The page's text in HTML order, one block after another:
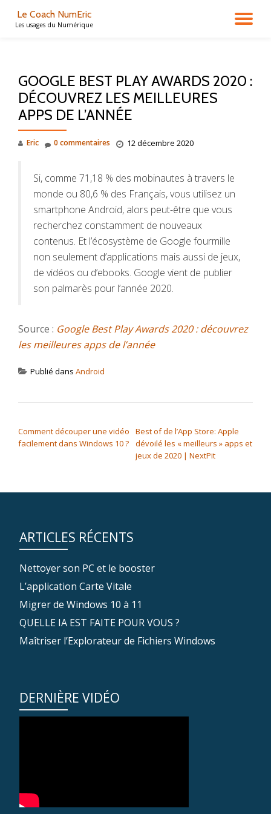
Le Coach NumEric
Les usages du Numérique
GOOGLE BEST PLAY AWARDS 2020 :
DÉCOUVREZ LES MEILLEURES
APPS DE L’ANNÉE
Eric 12 décembre 2020
0 commentaires
Si, comme 71,18 % des mobinautes à travers le
monde ou 80,6 % des Français, vous utilisez un
smartphone Android, alors peut-être que vous
recherchez constamment de nouveaux
contenus. Et l’écosystème de Google fourmille
non seulement d’applications mais aussi de jeux,
de vidéos ou d’ebooks. Google vient de publier
son palmarès pour l’année 2020.
Source : Google Best Play Awards 2020 : découvrez
les meilleures apps de l’année
Publié dans Android
Comment découper une vidéo
facilement dans Windows 10 ?
Best of de l’App Store: Apple
dévoilé les « meilleurs » apps et
jeux de 2020 | NextPit
ARTICLES RÉCENTS
Nettoyer son PC et le booster
L’application Carte Vitale
Migrer de Windows 10 à 11
QUELLE IA EST FAITE POUR VOUS ?
Maîtriser l’Explorateur de Fichiers Windows
DERNIÈRE VIDÉO